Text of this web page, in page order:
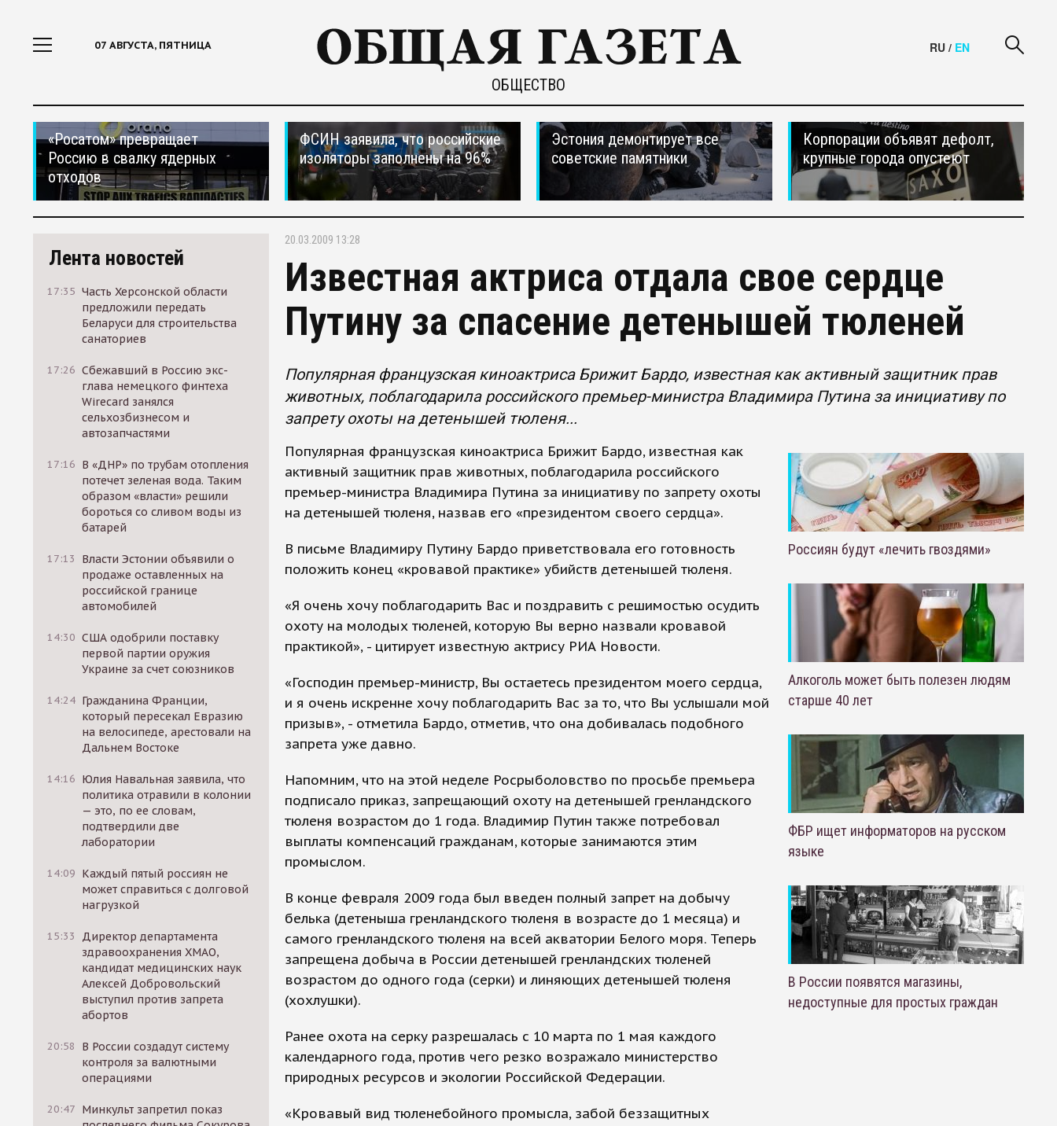
07 АВГУСТА, ПЯТНИЦА
ОБЩЕСТВО
RU / EN
«Росатом» превращает
Россию в свалку ядерных
отходов
ФСИН заявила, что российские
изоляторы заполнены на 96%
Эстония демонтирует все
советские памятники
Корпорации объявят дефолт,
крупные города опустеют
Лента новостей
17:35 Часть Херсонской области
предложили передать
Беларуси для строительства
санаториев
17:26 Сбежавший в Россию экс-
глава немецкого финтеха
Wirecard занялся
сельхозбизнесом и
автозапчастями
17:16 В «ДНР» по трубам отопления
потечет зеленая вода. Таким
образом «власти» решили
бороться со сливом воды из
батарей
17:13
Власти Эстонии объявили о
продаже оставленных на
российской границе
автомобилей
14:30 США одобрили поставку
первой партии оружия
Украине за счет союзников
14:24 Гражданина Франции,
который пересекал Евразию
на велосипеде, арестовали на
Дальнем Востоке
14:16 Юлия Навальная заявила, что
политика отравили в колонии
— это, по ее словам,
подтвердили две
лаборатории
14:09 Каждый пятый россиян не
может справиться с долговой
нагрузкой
15:33
Директор департамента
здравоохранения ХМАО,
кандидат медицинских наук
Алексей Добровольский
выступил против запрета
абортов
20:58
В России создадут систему
контроля за валютными
операциями
20:47 Минкульт запретил показ
20.03.2009 13:28
Известная актриса отдала свое сердце
Путину за спасение детенышей тюленей
Популярная французская киноактриса Брижит Бардо, известная как активный защитник прав
животных, поблагодарила российского премьер-министра Владимира Путина за инициативу по
запрету охоты на детенышей тюленя...
Популярная французская киноактриса Брижит Бардо, известная как
активный защитник прав животных, поблагодарила российского
премьер-министра Владимира Путина за инициативу по запрету охоты
на детенышей тюленя, назвав его «президентом своего сердца».
В письме Владимиру Путину Бардо приветствовала его готовность
положить конец «кровавой практике» убийств детенышей тюленя.
«Я очень хочу поблагодарить Вас и поздравить с решимостью осудить
охоту на молодых тюленей, которую Вы верно назвали кровавой
практикой», - цитирует известную актрису РИА Новости.
«Господин премьер-министр, Вы остаетесь президентом моего сердца,
и я очень искренне хочу поблагодарить Вас за то, что Вы услышали мой
призыв», - отметила Бардо, отметив, что она добивалась подобного
запрета уже давно.
Напомним, что на этой неделе Росрыболовство по просьбе премьера
подписало приказ, запрещающий охоту на детенышей гренландского
тюленя возрастом до 1 года. Владимир Путин также потребовал
выплаты компенсаций гражданам, которые занимаются этим
промыслом.
В конце февраля 2009 года был введен полный запрет на добычу
белька (детеныша гренландского тюленя в возрасте до 1 месяца) и
самого гренландского тюленя на всей акватории Белого моря. Теперь
запрещена добыча в России детенышей гренландских тюленей
возрастом до одного года (серки) и линяющих детенышей тюленя
(хохлушки).
Ранее охота на серку разрешалась с 10 марта по 1 мая каждого
календарного года, против чего резко возражало министерство
природных ресурсов и экологии Российской Федерации.
«Кровавый вид тюленебойного промысла, забой беззащитных
Россиян будут «лечить гвоздями»
Алкоголь может быть полезен людям
старше 40 лет
ФБР ищет информаторов на русском
языке
В России появятся магазины,
недоступные для простых граждан